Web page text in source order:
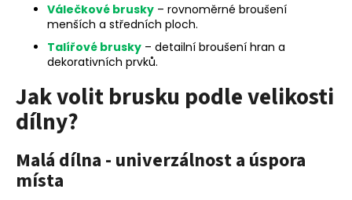
Válečkové brusky – rovnoměrné broušení
menších a středních ploch.
Talířové brusky – detailní broušení hran a
dekorativních prvků.
Jak volit brusku podle velikosti
dílny?
Malá dílna - univerzálnost a úspora
místa
p
o
r
u
č
u
j